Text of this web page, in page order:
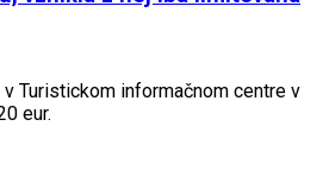
Turistickom informačnom centre v
eur.